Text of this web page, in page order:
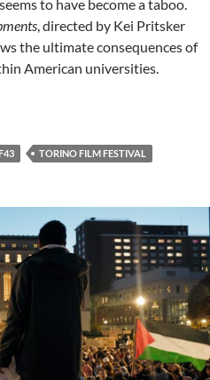
to have become a taboo.
, directed by Kei Pritsker
the ultimate consequences of
American universities.
BY KEI
TORINO FILM FESTIVAL